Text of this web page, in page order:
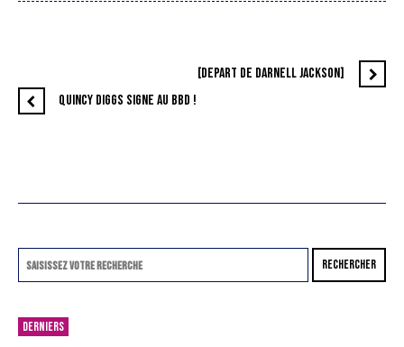
[DEPART DE DARNELL JACKSON]
QUINCY DIGGS SIGNE AU BBD !
RECHERCHER
DERNIERS